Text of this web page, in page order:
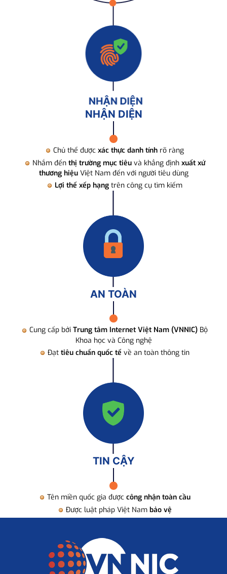
NHẬN DIỆN
Chủ thể được xác thực danh tính rõ ràng
Nhắm đến thị trường mục tiêuvà khẳng định xuất xứ
thương hiệuViệt Nam đến với người tiêu dùng
Lợi thế xếp hạng trên công cụ tìm kiếm
AN TOÀN
Cung cấp bởi Trung tâm Internet Việt Nam (VNNIC) Bộ
Khoa học và Công nghệ
Đạt tiêu chuẩn quốc tế về an toàn thông tin
TIN CẬY
Tên miền quốc gia được công nhận toàn cầu
Được luật pháp Việt Nam bảo vệ